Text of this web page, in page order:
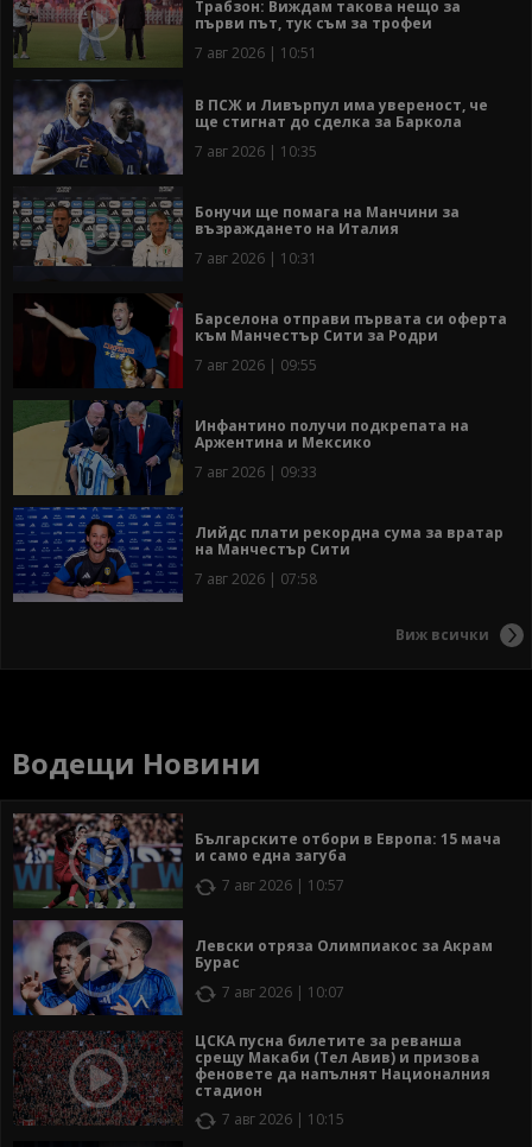
Трабзон: Виждам такова нещо за
първи път, тук съм за трофеи
7 авг 2026 | 10:51
В ПСЖ и Ливърпул има увереност, че
ще стигнат до сделка за Баркола
7 авг 2026 | 10:35
Бонучи ще помага на Манчини за
възраждането на Италия
7 авг 2026 | 10:31
Барселона отправи първата си оферта
към Манчестър Сити за Родри
7 авг 2026 | 09:55
Инфантино получи подкрепата на
Аржентина и Мексико
7 авг 2026 | 09:33
Лийдс плати рекордна сума за вратар
на Манчестър Сити
7 авг 2026 | 07:58
Виж всички
Водещи Новини
Българските отбори в Европа: 15 мача
и само една загуба
7 авг 2026 | 10:57
Левски отряза Олимпиакос за Акрам
Бурас
7 авг 2026 | 10:07
ЦСКА пусна билетите за реванша
срещу Макаби (Тел Авив) и призова
феновете да напълнят Националния
стадион
7 авг 2026 | 10:15